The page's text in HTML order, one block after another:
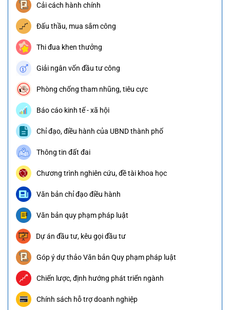
Cải cách hành chính
Đấu thầu, mua sắm công
Thi đua khen thưởng
Giải ngân vốn đầu tư công
Phòng chống tham nhũng, tiêu cực
Báo cáo kinh tế - xã hội
Chỉ đạo, điều hành của UBND thành phố
Thông tin đất đai
Chương trình nghiên cứu, đề tài khoa học
Văn bản chỉ đạo điều hành
Văn bản quy phạm pháp luật
Dự án đầu tư, kêu gọi đầu tư
Góp ý dự thảo Văn bản Quy phạm pháp luật
Chiến lược, định hướng phát triển ngành
Chính sách hỗ trợ doanh nghiệp